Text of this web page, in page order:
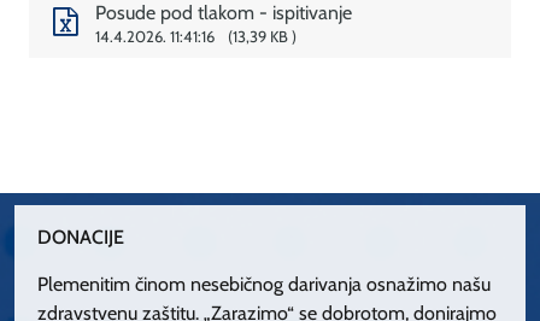
Posude pod tlakom - ispitivanje
14.4.2026. 11:41:16 13,39 KB
DONACIJE
Plemenitim činom nesebičnog darivanja osnažimo našu
zdravstvenu zaštitu. „Zarazimo“ se dobrotom, donirajmo